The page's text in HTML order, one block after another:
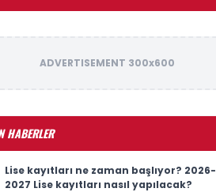
ADVERTISEMENT 300x600
HABERLER
Lise kayıtları ne zaman başlıyor? 2026-
2027 Lise kayıtları nasıl yapılacak?